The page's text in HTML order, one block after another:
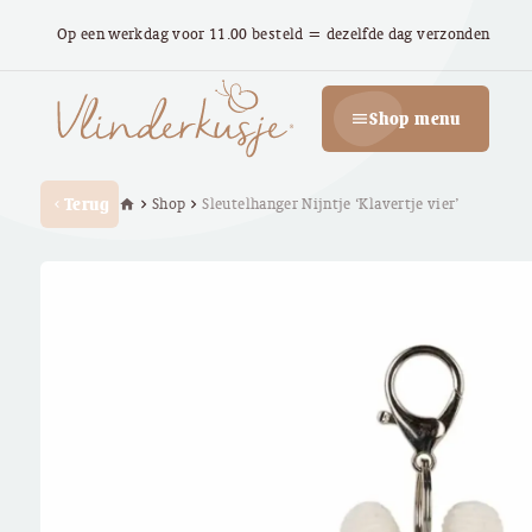
Op een werkdag voor 11.00 besteld = dezelfde dag verzonden
menuShop menu
chevron_left Terug home chevron_right Shop chevron_rightSleutelhanger Nijntje ‘Klavertje vier’